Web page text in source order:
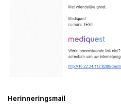
Herinneringsmail